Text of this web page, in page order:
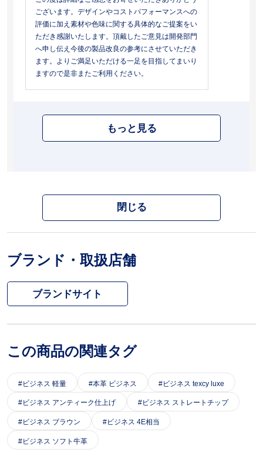
ございます。デザインやコストパフォーマンスへの
評価に加え素材や色味に関する具体的なご提案をい
ただき感謝いたします。頂戴したご意見は開発部門
へ申し伝え今後の製品改良の参考にさせていただき
ます。よりご満足いただける一足を目指してまいり
ますので是非またご利用ください。
もっと見る
閉じる
ブランド・取扱店舗
ブランドサイト
この商品の関連タグ
ビジネス 軽量 本革 ビジネス ビジネス texcy luxe
ビジネス アンティーク仕上げ ビジネス ストレートチップ
ビジネス ブラウン ビジネス 4E相当
ビジネス ソフト牛革